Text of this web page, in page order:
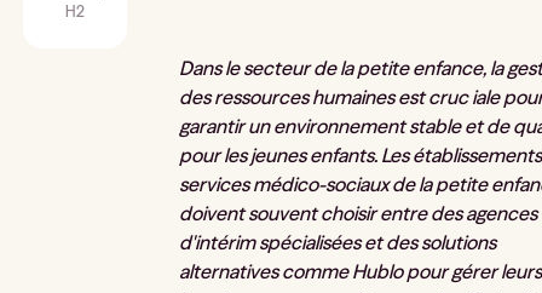
H2
Dans le secteur de la petite enfance, la
des ressources humaines est cruc iale
garantir un environnement stable et de
pour les jeunes enfants. Les
services médico-sociaux de la petite
doivent souvent choisir entre des agences
d'intérim spécialisées et des solutions
alternatives comme Hublo pour gérer leurs